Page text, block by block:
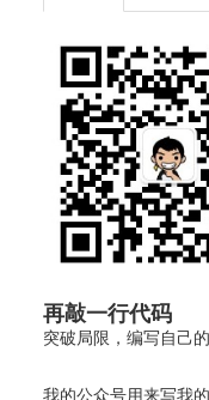
再敲一行代码
突破局限，编写自己
我的公众号用来写我